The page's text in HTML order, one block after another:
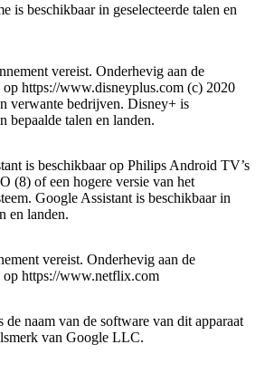
is beschikbaar in geselecteerde talen en
vereist. Onderhevig aan de
https://www.disneyplus.com (c) 2020
verwante bedrijven. Disney+ is
bepaalde talen en landen.
is beschikbaar op Philips Android TV’s
(8) of een hogere versie van het
Google Assistant is beschikbaar in
en landen.
vereist. Onderhevig aan de
op https://www.netflix.com
naam van de software van dit apparaat
van Google LLC.